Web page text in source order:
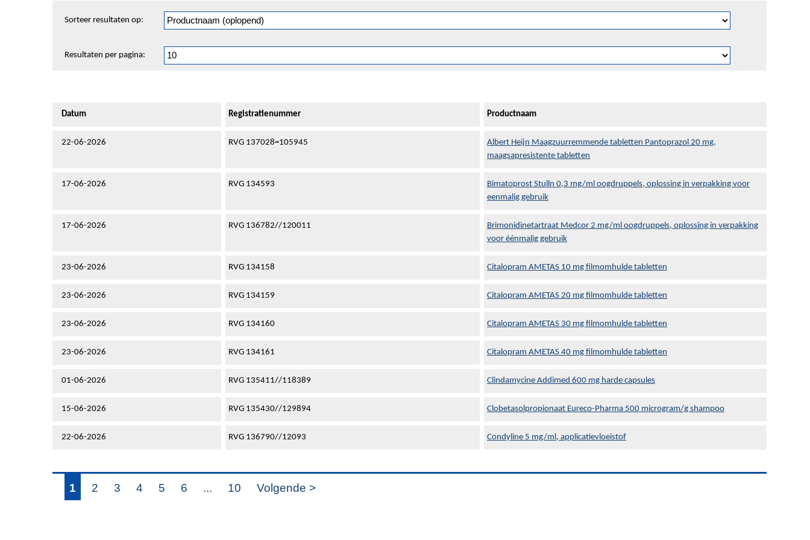
en
Sorteer resultaten op:
Resultaten per pagina:
Datum Registratienummer Productnaam
22-06-2026 RVG 137028=105945
Albert Heijn Maagzuurremmende tabletten Pantoprazol 20 mg,
maagsapresistente tabletten
17-06-2026 RVG 134593
Bimatoprost Stulln 0,3 mg/ml oogdruppels, oplossing in verpakking voor
eenmalig gebruik
17-06-2026 RVG 136782//120011
Brimonidinetartraat Medcor 2 mg/ml oogdruppels, oplossing in verpakking
voor éénmalig gebruik
23-06-2026 RVG 134158 Citalopram AMETAS 10 mg filmomhulde tabletten
23-06-2026 RVG 134159 Citalopram AMETAS 20 mg filmomhulde tabletten
23-06-2026 RVG 134160 Citalopram AMETAS 30 mg filmomhulde tabletten
23-06-2026 RVG 134161 Citalopram AMETAS 40 mg filmomhulde tabletten
01-06-2026 RVG 135411//118389 Clindamycine Addimed 600 mg harde capsules
15-06-2026 RVG 135430//129894 Clobetasolpropionaat Eureco-Pharma 500 microgram/g shampoo
22-06-2026 RVG 136790//12093 Condyline 5 mg/ml, applicatievloeistof
1 2 3 4 5 6 ... 10 Volgende >